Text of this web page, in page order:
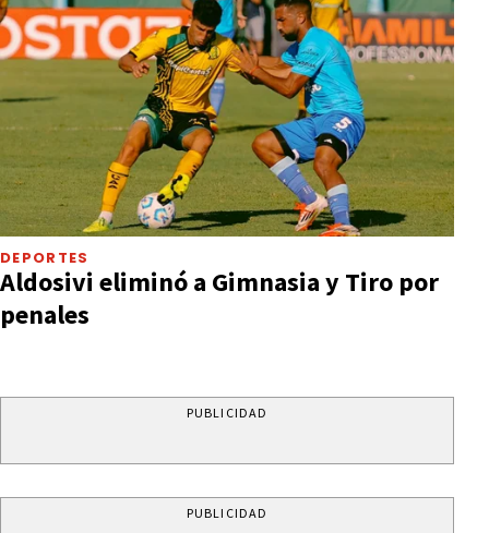
DEPORTES
Aldosivi eliminó a Gimnasia y Tiro por
penales
PUBLICIDAD
PUBLICIDAD